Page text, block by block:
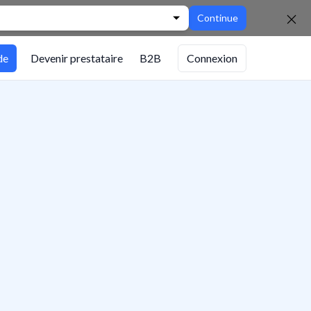
Continue
Devenir prestataire B2B Connexion